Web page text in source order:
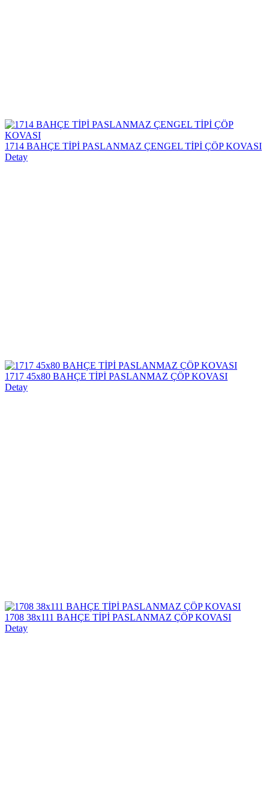
1714 BAHÇE TİPİ PASLANMAZ ÇENGEL TİPİ ÇÖP KOVASI
Detay
1717 45x80 BAHÇE TİPİ PASLANMAZ ÇÖP KOVASI
Detay
1708 38x111 BAHÇE TİPİ PASLANMAZ ÇÖP KOVASI
Detay